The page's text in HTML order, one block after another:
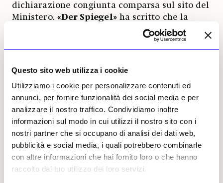
Questo sito web utilizza i cookie
Utilizziamo i cookie per personalizzare contenuti ed
annunci, per fornire funzionalità dei social media e per
analizzare il nostro traffico. Condividiamo inoltre
informazioni sul modo in cui utilizzi il nostro sito con i
nostri partner che si occupano di analisi dei dati web,
pubblicità e social media, i quali potrebbero combinarle
con altre informazioni che hai fornito loro o che hanno
raccolto dal tuo utilizzo dei loro servizi.
dichiarazione congiunta comparsa sul sito del
Ministero. «Der Spiegel»ha scritto che la
semplice aggiunta di un’altra area al
panorama tedesco della memoria non ne
elimina le debolezze: «Manca ancora una
strumentalizzazione del ricordo. Per garantire che il
Governo non rimanga fedele a una politica puramente
simbolica, il ricordo dovrebbe essere inserito in misure
politiche concrete: in relazione ai crimini nazisti, questo
dovrebbe essere l’introduzione della denazificazione e
dell’antifascismo come leitmotiv dello Stato e il ricordo
dei crimini coloniali dovrebbe essere combinato con
politiche attuali anti-coloniali e antimperialiste».
Mentre su«Die Welt» si è ipotizzato che i